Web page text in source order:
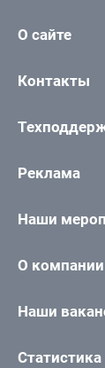
О сайте
Контакты
Реклама
Наши
О компании
Наши